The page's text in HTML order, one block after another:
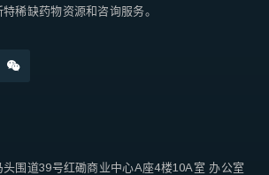
稀缺药物资源和咨询服务。
围道39号红磡商业中心A座4楼10A室 办公室